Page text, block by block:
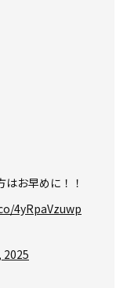
お早めに！！
4yRpaVzuwp
2025